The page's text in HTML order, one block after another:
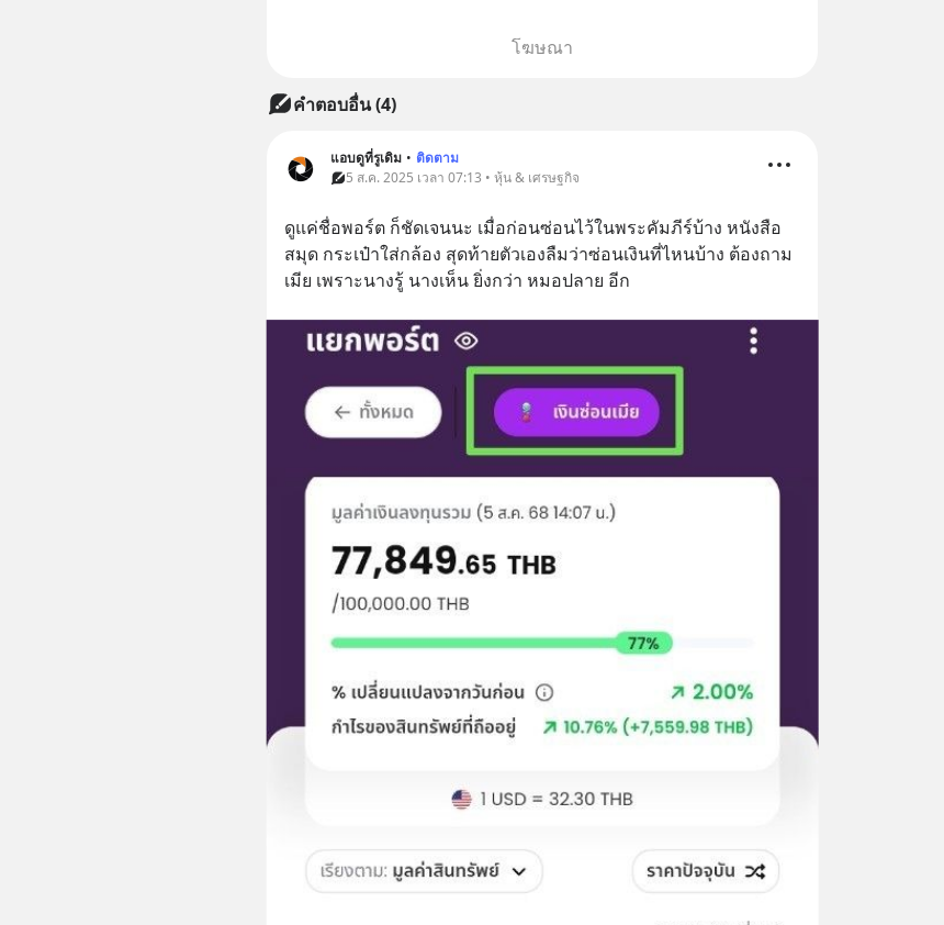
โฆษณา
คำตอบอื่น(4)
แอบดูที่รูเดิม • ติดตาม
5 ส.ค. 2025 เวลา 07:13 • หุ้น & เศรษฐกิจ
ดูแค่ชื่อพอร์ต ก็ชัดเจนนะ เมื่อก่อนซ่อนไว้ในพระคัมภีร์บ้าง หนังสือ
สมุด กระเป๋าใส่กล้อง สุดท้ายตัวเองลืมว่าซ่อนเงินที่ไหนบ้าง ต้องถาม
เมีย เพราะนางรู้ นางเห็น ยิ่งกว่า หมอปลาย อีก